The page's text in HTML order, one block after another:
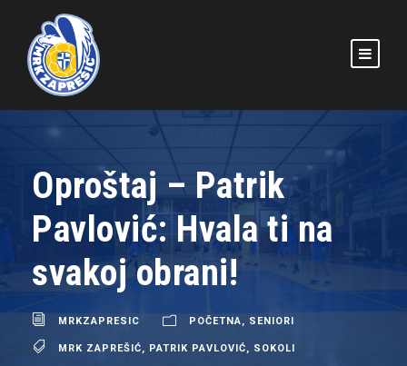
Oproštaj – Patrik
Pavlović: Hvala ti na
svakoj obrani!
MRKZAPRESIC POČETNA SENIORI
MRK ZAPREŠIĆ PATRIK PAVLOVIĆ SOKOLI